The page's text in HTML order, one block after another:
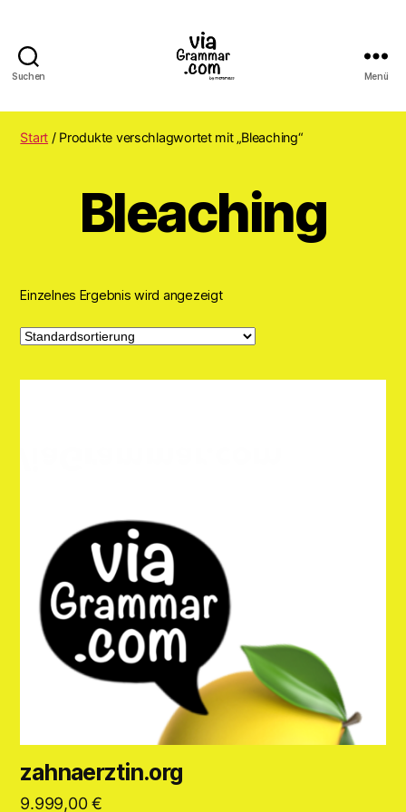
Suchen Menü
Start / Produkte verschlagwortet mit „Bleaching“
Bleaching
Einzelnes Ergebnis wird angezeigt
zahnaerztin.org
9.999,00€